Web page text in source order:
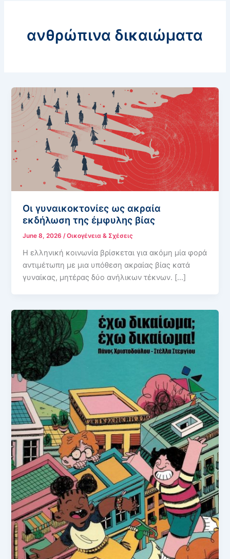
ανθρώπινα δικαιώματα
Οι γυναικοκτονίες ως ακραία
εκδήλωση της έμφυλης βίας
June 8, 2026 /Οικογένεια & Σχέσεις
Η ελληνική κοινωνία βρίσκεται για ακόμη μία φορά
αντιμέτωπη με μια υπόθεση ακραίας βίας κατά
γυναίκας, μητέρας δύο ανήλικων τέκνων. […]